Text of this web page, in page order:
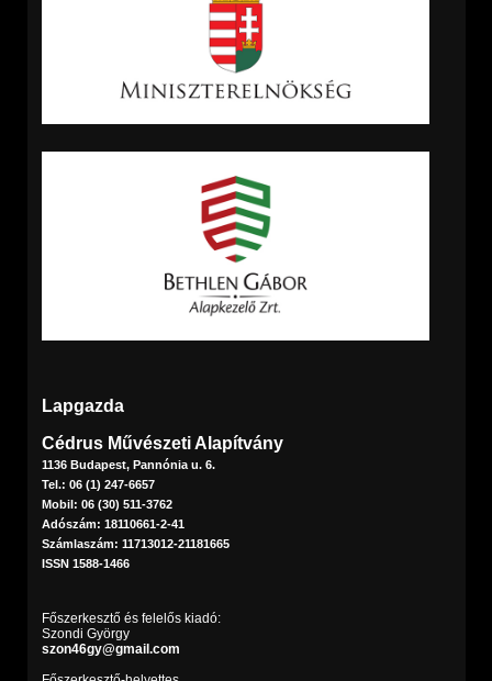
Lapgazda
Cédrus Művészeti Alapítvány
1136 Budapest, Pannónia u. 6.
Tel.: 06 (1) 247-6657
Mobil: 06 (30) 511-3762
Adószám: 18110661-2-41
Számlaszám: 11713012-21181665
ISSN 1588-1466
Főszerkesztő és felelős kiadó:
Szondi György
szon46gy@gmail.com